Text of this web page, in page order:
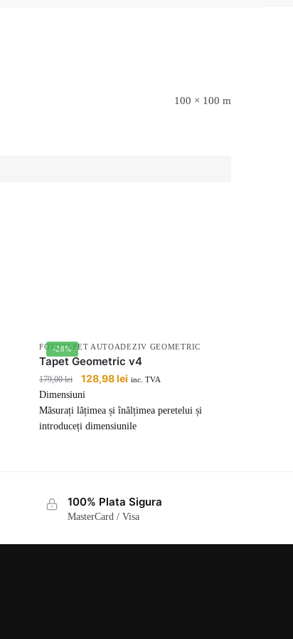
100 × 100 m
-28%
FOTOTAPET AUTOADEZIV GEOMETRIC
Tapet Geometric v4
179,00lei
Prețul
inițial
a
fost:
128,98leiPrețul
este:
128,98 lei.
inc. TVA
Dimensiuni
Măsurați lățimea și înălțimea peretelui și
introduceți dimensiunile
100% Plata Sigura
MasterCard / Visa